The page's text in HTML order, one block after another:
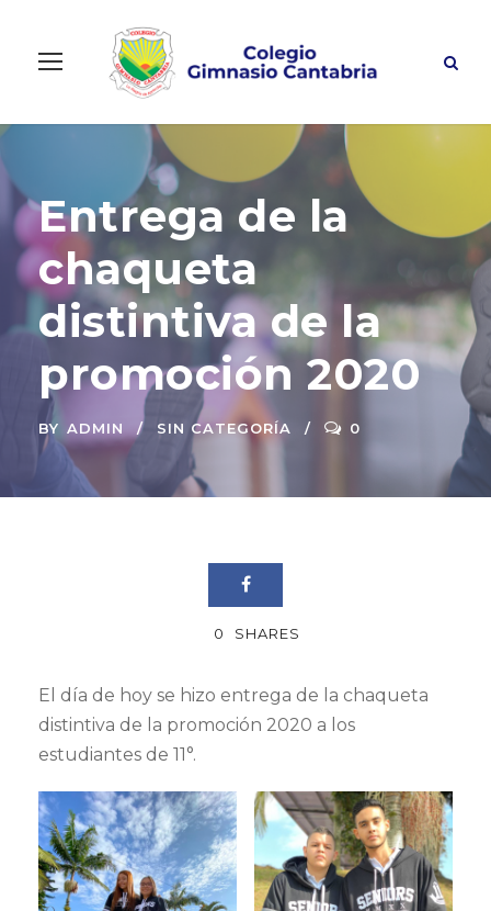
Entrega de la
chaqueta
distintiva de la
promoción 2020
BY ADMIN SIN CATEGORÍA 0
0 SHARES
El día de hoy se hizo entrega de la chaqueta
distintiva de la promoción 2020 a los
estudiantes de 11°.